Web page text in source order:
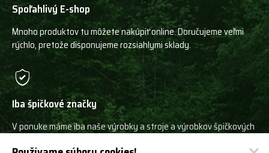
Spoľahlivý E-shop
Mnoho produktov tu môžete nakúpiť online. Doručujeme veľmi
rýchlo, pretože disponujeme rozsiahlymi sklady.
Iba špičkové značky
V ponuke máme iba naše výrobky a stroje a výrobkov špičkových